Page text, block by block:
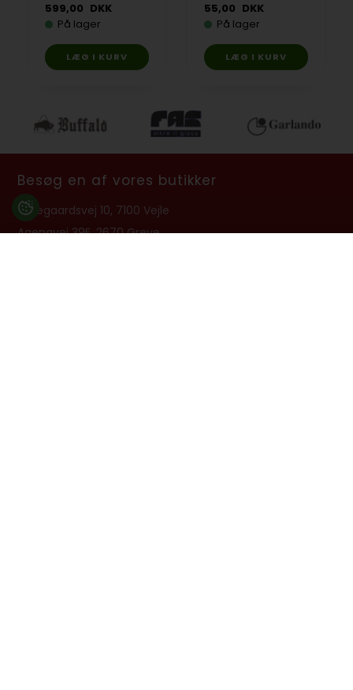
599,00 DKK
På lager
55,00 DKK
På lager
Besøg en af vores butikker
Ladegaardsvej 10, 7100 Vejle
Agenavej 39F, 2670 Greve